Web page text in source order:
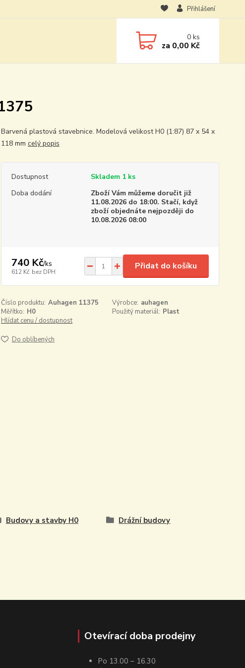
Přihlášení
0ks
za 0,00 Kč
Barvená plastová stavebnice. Modelová velikost H0 (1:87) 87 x 54 x
118 mm celý popis
Dostupnost
Skladem 1 ks
Doba dodání
Zboží Vám můžeme doručit již
11.08.2026 do 18:00. Stačí, když
zboží objednáte nejpozději do
10.08.2026 08:00
740 Kč/ks
612 Kč bez DPH
Přidat do košíku
Číslo produktu: Auhagen 11375 Výrobce: auhagen
Měřítko: H0 Použitý materiál: Plast
Hlídat cenu / dostupnost
Do oblíbených
Budovy a stavby H0 Drážní budovy
Otevírací doba prodejny
Po 13.00 – 16.30